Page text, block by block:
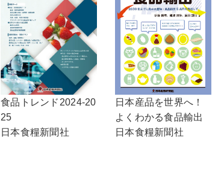
食品トレンド2024-20
25
日本食糧新聞社
日本産品を世界へ！
よくわかる食品輸出
日本食糧新聞社